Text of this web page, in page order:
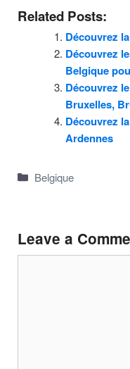
Related Posts:
Découvrez
Découvrez
Belgique
Découvrez
Bruxelles,
Découvrez
Ardennes
Categories
Belgique
Leave a